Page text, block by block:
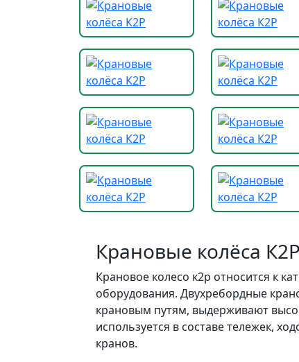
Крановые колёса
Крановое колесо к2р относится к
оборудования. Двухребордные
крановым путям, выдерживают
используется в составе тележек,
кранов.